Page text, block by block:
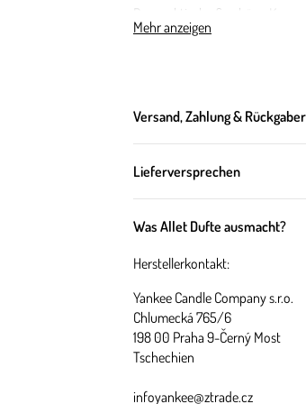
Mehr anzeigen
Das praktische & schöne
wiederverwenden.
Über diesen
genießen und wieder in der
sich ein Besuch im
Genießen Sie diesen
vollen Zügen genießen,
Duftnote
Kopfnote:Grüner Apfel,
Basisnote:Sandelholz,
Versand, Zahlung &
Lieferversprechen
Was Allet Dufte ausmacht?
Herstellerkontakt:
Yankee Candle Company s.r.o.
Chlumecká 765/6
198 00 Praha 9-Černý Most
Tschechien
infoyankee@ztrade.cz